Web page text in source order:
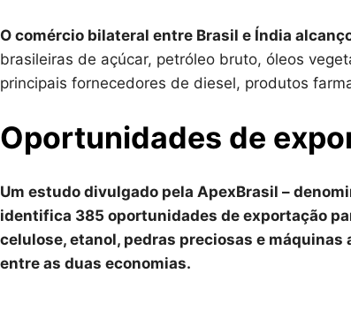
O comércio bilateral entre Brasil e Índia
brasileiras de açúcar, petróleo bruto, óleos
principais fornecedores de diesel, produtos
Oportunidades de
Um estudo divulgado pela ApexBrasil –
identifica 385 oportunidades de exportação
celulose, etanol, pedras preciosas e
entre as duas economias.